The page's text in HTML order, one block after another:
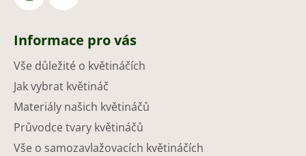
Informace pro vás
Vše důležité o květináčích
Jak vybrat květináč
Materiály našich květináčů
Průvodce tvary květináčů
Vše o samozavlažovacích květináčích